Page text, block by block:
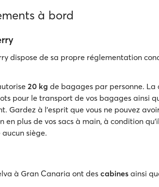
à bord
dispose de sa propre réglementation
20 kg de bagages par personne. La
pour le transport de vos bagages ainsi
Gardez à l'esprit que vous ne pouvez
en plus de vos sacs à main, à condition
siège.
à Gran Canaria ont descabines ainsi